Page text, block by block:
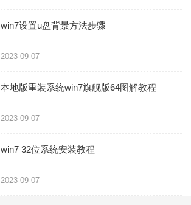
win7设置u盘背景方法步骤
2023-09-07
本地版重装系统win7旗舰版64图解教程
2023-09-07
win7 32位系统安装教程
2023-09-07